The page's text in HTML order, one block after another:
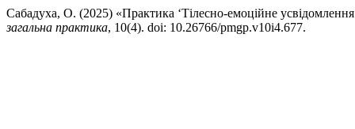
Сабадуха, О. (2025) «Практика ‘Тілесно-емоційне
загальна практика, 10(4). doi: 10.26766/pmgp.v10i4.677.